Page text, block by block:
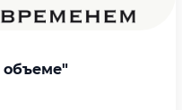
объеме"